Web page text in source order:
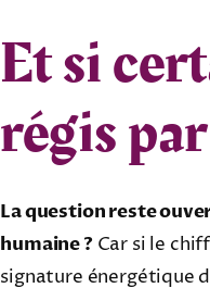
Et si
régis
La question reste
humaine ? Car si le
signature énergétique